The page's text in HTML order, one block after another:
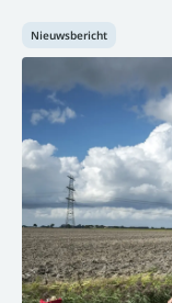
Nieuwsbericht